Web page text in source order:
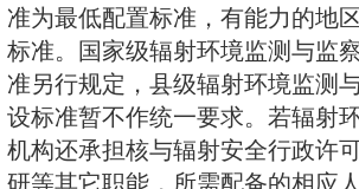
级，其中省级辐射环
内有核设施的省份和
类。本标准规定了省
监察机构人员编制标